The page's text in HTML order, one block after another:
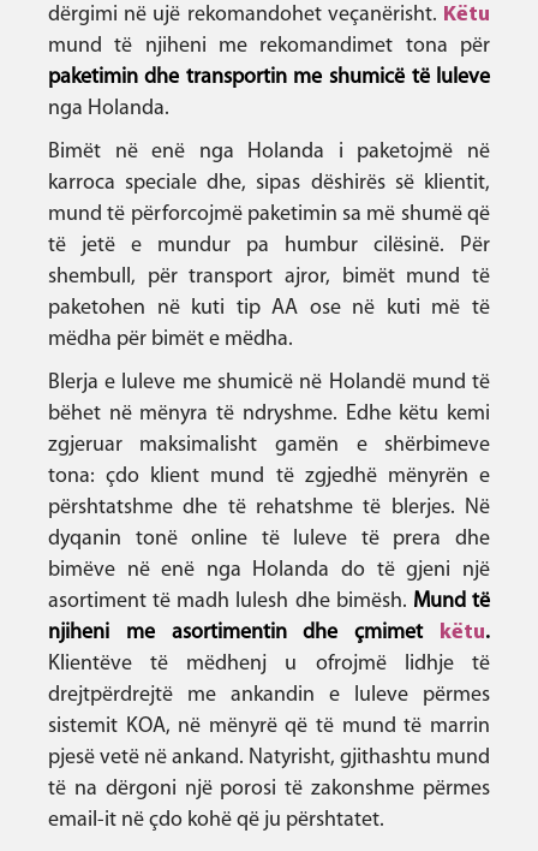
dërgimi në ujë rekomandohet veçanërisht. Këtu
mund të njiheni me rekomandimet tona për
paketimin dhe transportin me shumicë të luleve
nga Holanda.
Bimët në enë nga Holanda i paketojmë në
karroca speciale dhe, sipas dëshirës së klientit,
mund të përforcojmë paketimin sa më shumë që
të jetë e mundur pa humbur cilësinë. Për
shembull, për transport ajror, bimët mund të
paketohen në kuti tip AA ose në kuti më të
mëdha për bimët e mëdha.
Blerja e luleve me shumicë në Holandë mund të
bëhet në mënyra të ndryshme. Edhe këtu kemi
zgjeruar maksimalisht gamën e shërbimeve
tona: çdo klient mund të zgjedhë mënyrën e
përshtatshme dhe të rehatshme të blerjes. Në
dyqanin tonë online të luleve të prera dhe
bimëve në enë nga Holanda do të gjeni një
asortiment të madh lulesh dhe bimësh. Mund të
njiheni me asortimentin dhe çmimet
këtu.
Klientëve të mëdhenj u ofrojmë lidhje të
drejtpërdrejtë me ankandin e luleve përmes
sistemit KOA, në mënyrë që të mund të marrin
pjesë vetë në ankand. Natyrisht, gjithashtu mund
të na dërgoni një porosi të zakonshme përmes
email-it në çdo kohë që ju përshtatet.